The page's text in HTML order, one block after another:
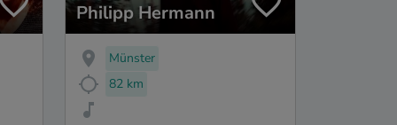
Philipp Hermann
Münster
82 km